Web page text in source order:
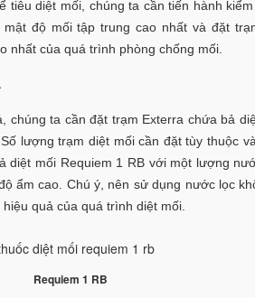
tiêu diệt mối, chúng ta cần tiến hành
độ mối tập trung cao nhất và đặt
nhất của quá trình phòng chống mối.
chúng ta cần đặt trạm Exterra chứa bả
lượng trạm diệt mối cần đặt tùy thuộc
diệt mối Requiem 1 RB với một lượng
ẩm cao. Chú ý, nên sử dụng nước lọc
quả của quá trình diệt mối.
Requiem 1 RB